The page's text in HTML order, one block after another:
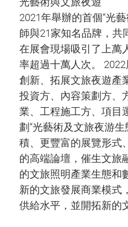
2021年舉辦的首個“光
師與21家知名品牌，共
在展會現場吸引了上萬
率超過十萬人次。 2022
創新、拓展文旅夜遊產
投資方、內容策劃方、
業、工程施工方、項目
劃“光藝術及文旅夜游
積、更豐富的展覽形式
的高端論壇，催生文旅
的文旅照明產業生態和
新的文旅發展商業模式
供給水平，並開拓新的